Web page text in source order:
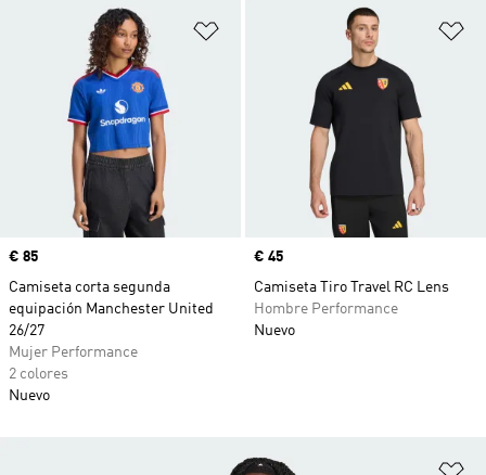
Añadir a la lista de deseos
Precio
€ 85
Camiseta corta segunda
equipación Manchester United
26/27
Mujer Performance
2 colores
Nuevo
Precio
€ 45
Camiseta Tiro Travel RC Lens
Hombre Performance
Nuevo